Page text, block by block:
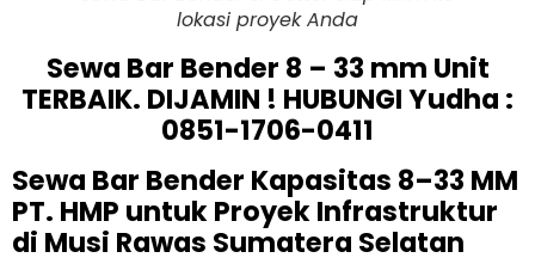
lokasi proyek Anda
Sewa Bar Bender 8 – 33 mm Unit
TERBAIK. DIJAMIN ! HUBUNGI Yudha :
0851-1706-0411
Sewa Bar Bender Kapasitas 8–33 MM
PT. HMP untuk Proyek Infrastruktur
di Musi Rawas Sumatera Selatan